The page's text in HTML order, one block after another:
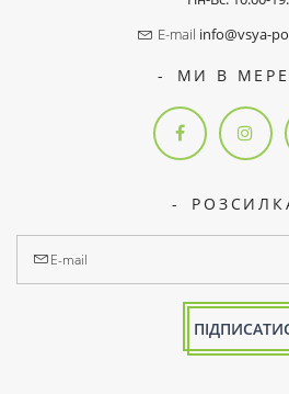
E-mail info@vsya-
МИ В